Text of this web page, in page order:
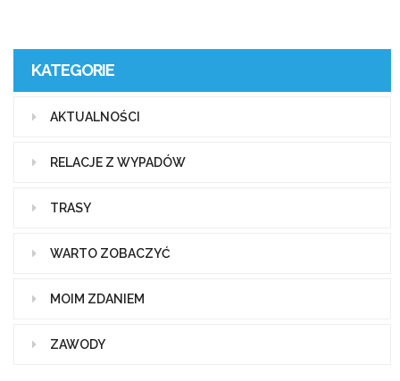
KATEGORIE
AKTUALNOŚCI
RELACJE Z WYPADÓW
TRASY
WARTO ZOBACZYĆ
MOIM ZDANIEM
ZAWODY